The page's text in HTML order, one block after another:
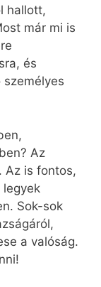
hallott,
már mi is
és
Az
Az is fontos,
legyek
Sok-sok
a valóság.